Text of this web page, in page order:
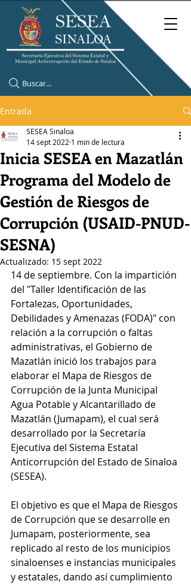
Buscar...
Entrada
Inicia SESEA en Mazatlán
Programa del Modelo de
Gestión de Riesgos de
Corrupción (USAID-PNUD-
SESNA)
SESEA Sinaloa
14 sept 2022 1 min de lectura
Actualizado: 15 sept 2022
14 de septiembre. Con la impartición
del "Taller Identificación de las
Fortalezas, Oportunidades,
Debilidades y Amenazas (FODA)" con
relación a la corrupción o faltas
administrativas, el Gobierno de
Mazatlán inició los trabajos para
elaborar el Mapa de Riesgos de
Corrupción de la Junta Municipal
Agua Potable y Alcantarillado de
Mazatlán (Jumapam), el cual será
desarrollado por la Secretaría
Ejecutiva del Sistema Estatal
Anticorrupción del Estado de Sinaloa
(SESEA).
El objetivo es que el Mapa de Riesgos
de Corrupción que se desarrolle en
Jumapam, posteriormente, sea
replicado al resto de los municipios
sinaloenses e instancias municipales
y estatales, dando así cumplimiento